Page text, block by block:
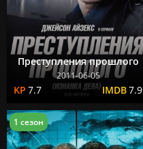
Преступления прошлого
2011-06-05
7.7 7.9
1 сезон